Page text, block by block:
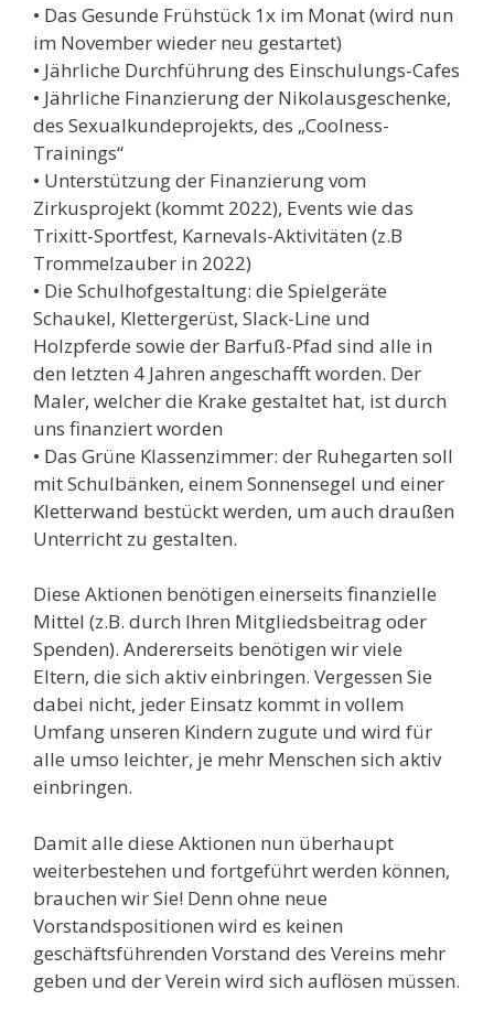
• Das Gesunde Frühstück 1x im Monat (wird nun
im November wieder neu gestartet)
• Jährliche Durchführung des Einschulungs-Cafes
• Jährliche Finanzierung der Nikolausgeschenke,
des Sexualkundeprojekts, des „Coolness-
Trainings“
• Unterstützung der Finanzierung vom
Zirkusprojekt (kommt 2022), Events wie das
Trixitt-Sportfest, Karnevals-Aktivitäten (z.B
Trommelzauber in 2022)
• Die Schulhofgestaltung: die Spielgeräte
Schaukel, Klettergerüst, Slack-Line und
Holzpferde sowie der Barfuß-Pfad sind alle in
den letzten 4 Jahren angeschafft worden. Der
Maler, welcher die Krake gestaltet hat, ist durch
uns finanziert worden
• Das Grüne Klassenzimmer: der Ruhegarten soll
mit Schulbänken, einem Sonnensegel und einer
Kletterwand bestückt werden, um auch draußen
Unterricht zu gestalten.
Diese Aktionen benötigen einerseits finanzielle
Mittel (z.B. durch Ihren Mitgliedsbeitrag oder
Spenden). Andererseits benötigen wir viele
Eltern, die sich aktiv einbringen. Vergessen Sie
dabei nicht, jeder Einsatz kommt in vollem
Umfang unseren Kindern zugute und wird für
alle umso leichter, je mehr Menschen sich aktiv
einbringen.
Damit alle diese Aktionen nun überhaupt
weiterbestehen und fortgeführt werden können,
brauchen wir Sie! Denn ohne neue
Vorstandspositionen wird es keinen
geschäftsführenden Vorstand des Vereins mehr
geben und der Verein wird sich auflösen müssen.